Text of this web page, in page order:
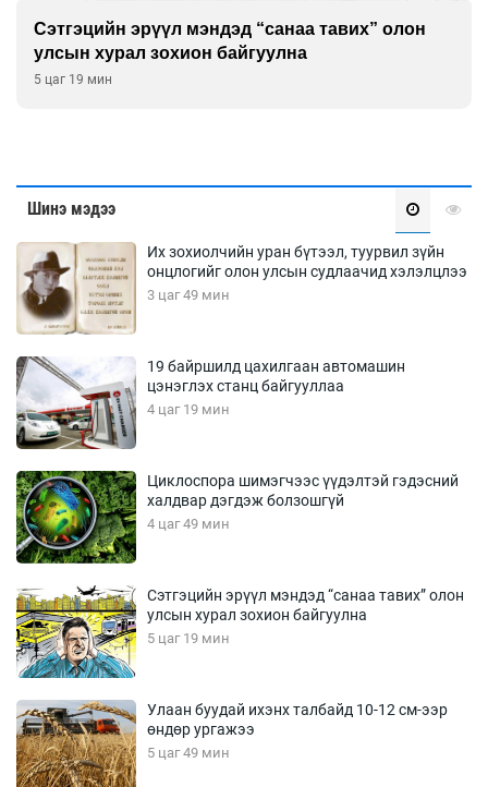
Сэтгэцийн эрүүл мэндэд “санаа тавих” олон
улсын хурал зохион байгуулна
5 цаг 19 мин
Шинэ мэдээ
Их зохиолчийн уран бүтээл, туурвил зүйн
онцлогийг олон улсын судлаачид хэлэлцлээ
3 цаг 49 мин
19 байршилд цахилгаан автомашин
цэнэглэх станц байгууллаа
4 цаг 19 мин
Циклоспора шимэгчээс үүдэлтэй гэдэсний
халдвар дэгдэж болзошгүй
4 цаг 49 мин
Сэтгэцийн эрүүл мэндэд “санаа тавих” олон
улсын хурал зохион байгуулна
5 цаг 19 мин
Улаан буудай ихэнх талбайд 10-12 см-ээр
өндөр ургажээ
5 цаг 49 мин